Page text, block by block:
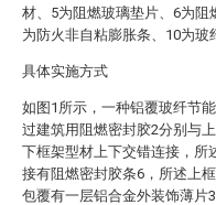
材、5为阻燃玻璃垫片、6为
为防火非自粘膨胀条、10为玻
具体实施方式
如图1所示，一种铝覆玻纤节
过建筑用阻燃密封胶2分别与
下框架型材上下交错连接，所
接有阻燃密封胶条6，所述上
包覆有一层铝合金外装饰薄片